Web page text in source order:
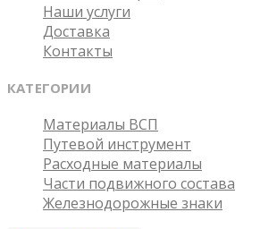
Наши услуги
Доставка
Контакты
КАТЕГОРИИ
Материалы ВСП
Путевой инструмент
Расходные материалы
Части подвижного состава
Железнодорожные знаки